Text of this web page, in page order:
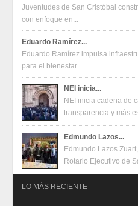
Juventudes de San Cristóbal
con enfoque en...
Eduardo Ramírez...
Eduardo Ramírez impulsa
para el bienestar...
NEI inicia...
NEI inicia cadena de
transparencia y más
Edmundo Lazos...
Edmundo Lazos
Rotario Ejecutivo de
LO MÁS RECIENTE